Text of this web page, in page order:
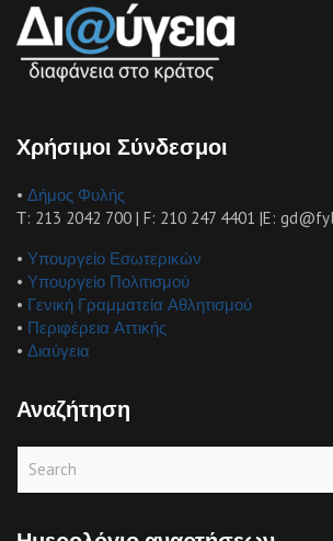
Χρήσιμοι Σύνδεσμοι
• Δήμος Φυλής
Τ: 213 2042 700 | F: 210 247 4401 |E:
• Υπουργείο Εσωτερικών
• Υπουργείο Πολιτισμού
• Γενική Γραμματεία Αθλητισμού
• Περιφέρεια Αττικής
• Διαύγεια
Αναζήτηση